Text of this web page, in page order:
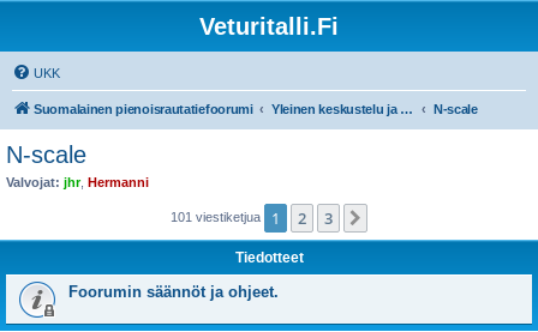
Veturitalli.Fi
UKK
Suomalainen pienoisrautatiefoorumi Yleinen keskustelu ja muut mittakaavat N-scale
N-scale
Valvojat: jhr, Hermanni
101 viestiketjua 1 2 3
Tiedotteet
Foorumin säännöt ja ohjeet.